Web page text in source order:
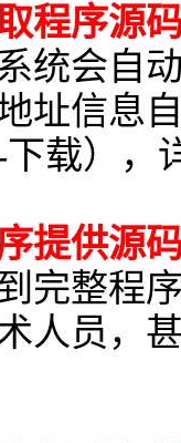
程序源
统会自
址信息
载），
提供源
完整程
人员，